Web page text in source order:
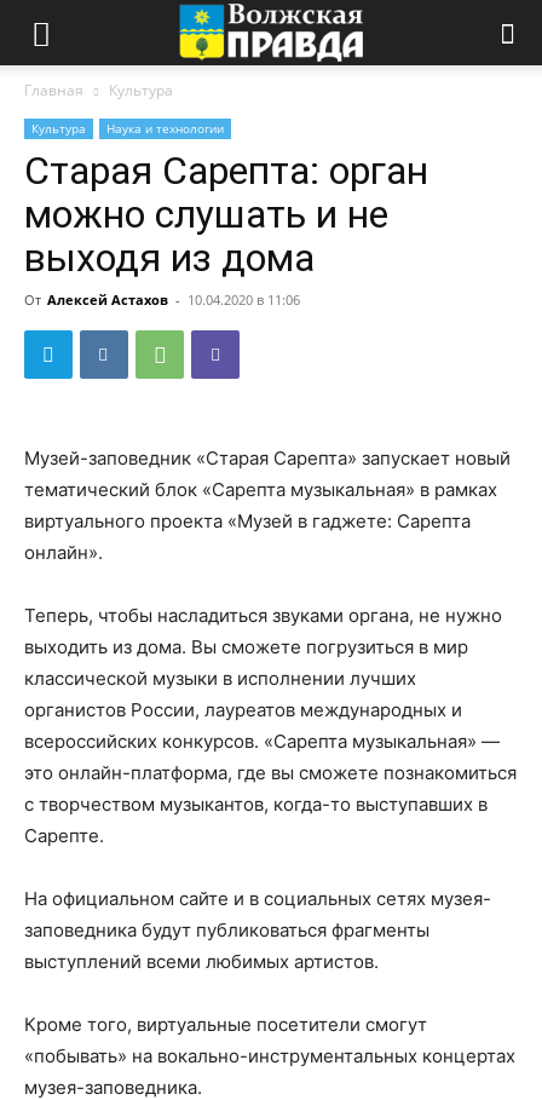
Главная Культура
Культура Наука и технологии
Старая Сарепта: орган
можно слушать и не
выходя из дома
От Алексей Астахов - 10.04.2020 в 11:06
Музей-заповедник «Старая Сарепта» запускает новый
тематический блок «Сарепта музыкальная» в рамках
виртуального проекта «Музей в гаджете: Сарепта
онлайн».
Теперь, чтобы насладиться звуками органа, не нужно
выходить из дома. Вы сможете погрузиться в мир
классической музыки в исполнении лучших
органистов России, лауреатов международных и
всероссийских конкурсов. «Сарепта музыкальная» —
это онлайн-платформа, где вы сможете познакомиться
с творчеством музыкантов, когда-то выступавших в
Сарепте.
На официальном сайте и в социальных сетях музея-
заповедника будут публиковаться фрагменты
выступлений всеми любимых артистов.
Кроме того, виртуальные посетители смогут
«побывать» на вокально-инструментальных концертах
музея-заповедника.